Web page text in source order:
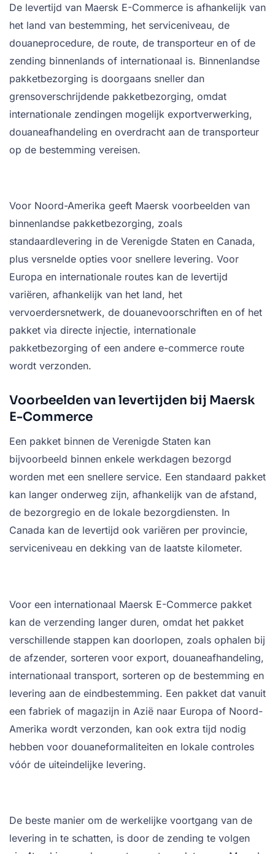
De levertijd van Maersk E-Commerce is afhankelijk van
het land van bestemming, het serviceniveau, de
douaneprocedure, de route, de transporteur en of de
zending binnenlands of internationaal is. Binnenlandse
pakketbezorging is doorgaans sneller dan
grensoverschrijdende pakketbezorging, omdat
internationale zendingen mogelijk exportverwerking,
douaneafhandeling en overdracht aan de transporteur
op de bestemming vereisen.
Voor Noord-Amerika geeft Maersk voorbeelden van
binnenlandse pakketbezorging, zoals
standaardlevering in de Verenigde Staten en Canada,
plus versnelde opties voor snellere levering. Voor
Europa en internationale routes kan de levertijd
variëren, afhankelijk van het land, het
vervoerdersnetwerk, de douanevoorschriften en of het
pakket via directe injectie, internationale
pakketbezorging of een andere e-commerce route
wordt verzonden.
Voorbeelden van levertijden bij Maersk
E-Commerce
Een pakket binnen de Verenigde Staten kan
bijvoorbeeld binnen enkele werkdagen bezorgd
worden met een snellere service. Een standaard pakket
kan langer onderweg zijn, afhankelijk van de afstand,
de bezorgregio en de lokale bezorgdiensten. In
Canada kan de levertijd ook variëren per provincie,
serviceniveau en dekking van de laatste kilometer.
Voor een internationaal Maersk E-Commerce pakket
kan de verzending langer duren, omdat het pakket
verschillende stappen kan doorlopen, zoals ophalen bij
de afzender, sorteren voor export, douaneafhandeling,
internationaal transport, sorteren op de bestemming en
levering aan de eindbestemming. Een pakket dat vanuit
een fabriek of magazijn in Azië naar Europa of Noord-
Amerika wordt verzonden, kan ook extra tijd nodig
hebben voor douaneformaliteiten en lokale controles
vóór de uiteindelijke levering.
De beste manier om de werkelijke voortgang van de
levering in te schatten, is door de zending te volgen